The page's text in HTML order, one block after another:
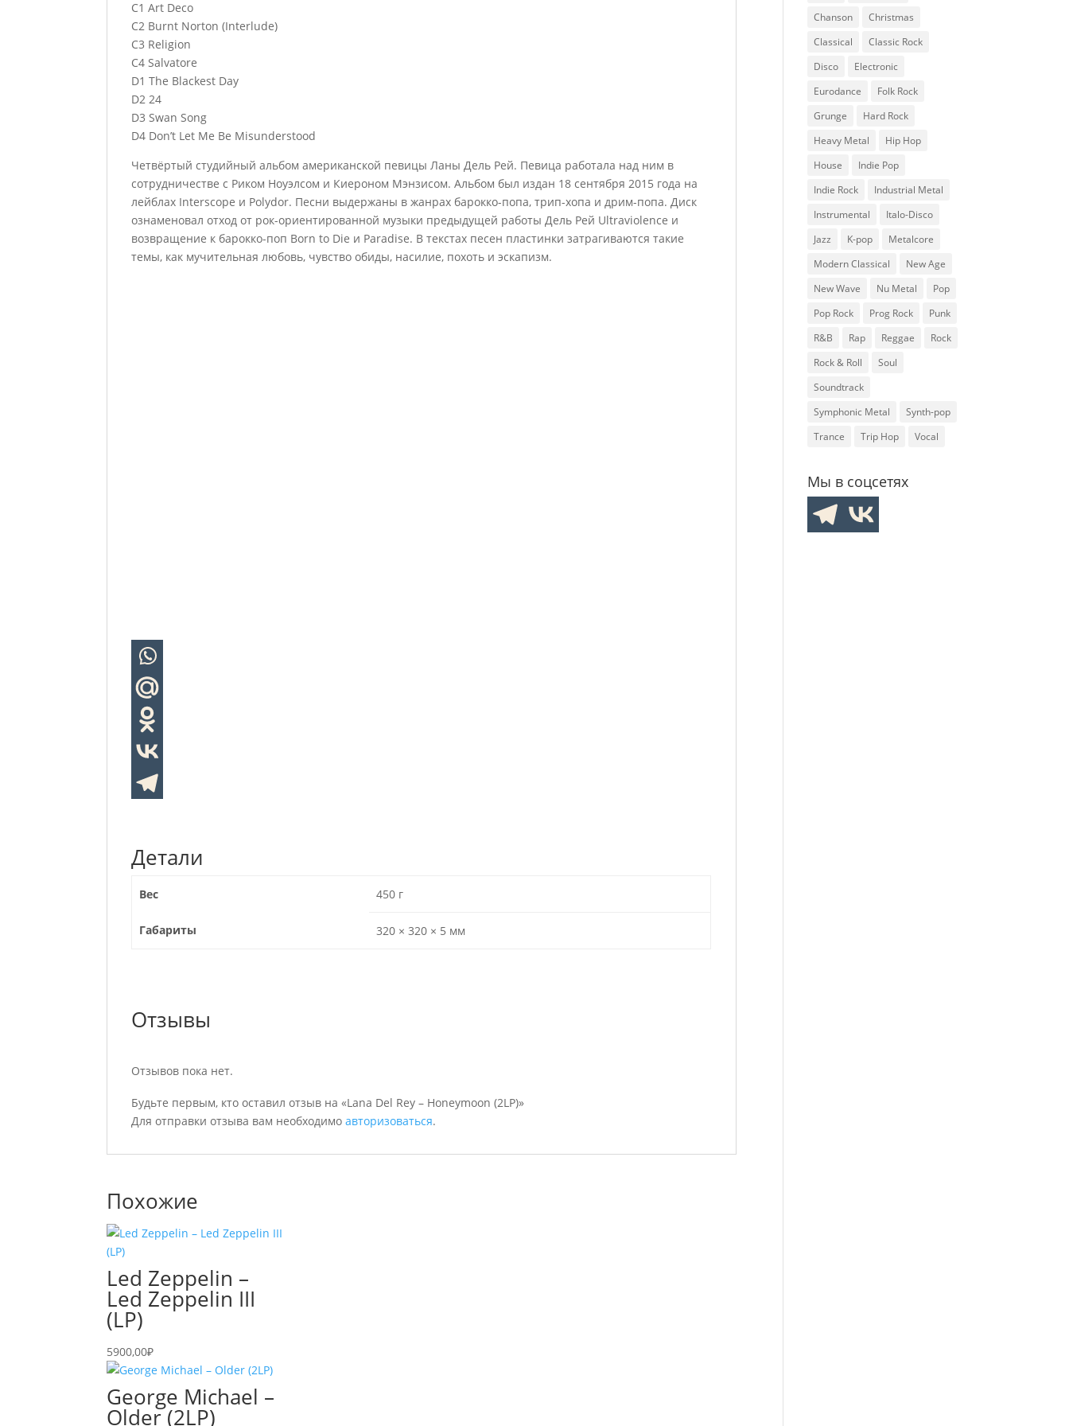
C1 Art Deco
C2 Burnt Norton (Interlude)
C3 Religion
C4 Salvatore
D1 The Blackest Day
D2 24
D3 Swan Song
D4 Don’t Let Me Be Misunderstood
Четвёртый студийный альбом американской певицы Ланы Дель Рей. Певица работала над ним в
сотрудничестве с Риком Ноуэлсом и Киероном Мэнзисом. Альбом был издан 18 сентября 2015 года на
лейблах Interscope и Polydor. Песни выдержаны в жанрах барокко-попа, трип-хопа и дрим-попа. Диск
ознаменовал отход от рок-ориентированной музыки предыдущей работы Дель Рей Ultraviolence и
возвращение к барокко-поп Born to Die и Paradise. В текстах песен пластинки затрагиваются такие
темы, как мучительная любовь, чувство обиды, насилие, похоть и эскапизм.
Детали
Вес 450 г
Габариты 320 × 320 × 5 мм
Отзывы
Отзывов пока нет.
Будьте первым, кто оставил отзыв на «Lana Del Rey – Honeymoon (2LP)»
Для отправки отзыва вам необходимоавторизоваться.
Похожие
Led Zeppelin –
Led Zeppelin III
(LP)
5900,00₽
George Michael –
Older (2LP)
Chanson
Christmas
Classical
Classic Rock
Disco
Electronic
Eurodance
Folk Rock
Grunge
Hard Rock
Heavy Metal
Hip Hop
House
Indie Pop
Indie Rock
Industrial Metal
Instrumental
Italo-Disco
Jazz
K-pop
Metalcore
Modern Classical
New Age
New Wave
Nu Metal
Pop
Pop Rock
Prog Rock
Punk
R&B
Rap Reggae
Rock
Rock & Roll
Soul
Soundtrack
Symphonic Metal
Synth-pop
Trance
Trip Hop Vocal
Мы в соцсетях